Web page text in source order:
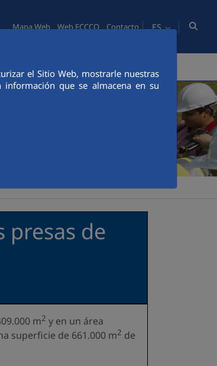
el Sitio Web, mostrarle nuestras
información que se almacena en su
Mapa Web Web FCCCO Contacto ES
presas de
m2 y en un área
superficie de 661.000 m2 de